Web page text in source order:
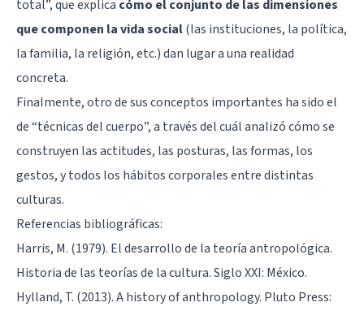
total”, que explica cómo el conjunto de las dimensiones
que componen la vida social(las instituciones, la política,
la familia, la religión, etc.) dan lugar a una realidad
concreta.
Finalmente, otro de sus conceptos importantes ha sido el
de “técnicas del cuerpo”, a través del cuál analizó cómo se
construyen las actitudes, las posturas, las formas, los
gestos, y todos los hábitos corporales entre distintas
culturas.
Referencias bibliográficas:
Harris, M. (1979). El desarrollo de la teoría antropológica.
Historia de las teorías de la cultura. Siglo XXI: México.
Hylland, T. (2013). A history of anthropology. Pluto Press: